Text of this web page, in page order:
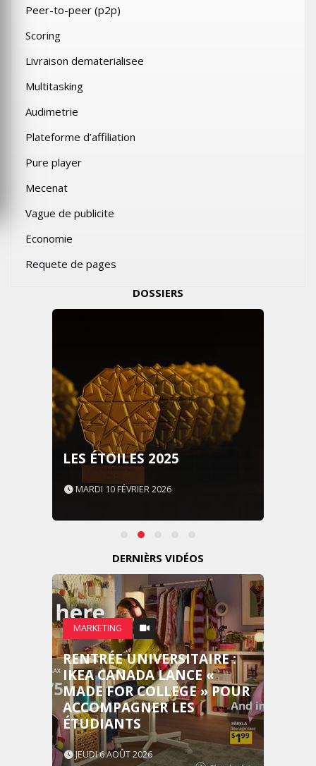
Peer-to-peer (p2p)
Scoring
Livraison dematerialisee
Multitasking
Audimetrie
Plateforme d’affiliation
Pure player
Mecenat
Vague de publicite
Economie
Requete de pages
DOSSIERS
LES ÉTOILES 2025
MARDI 10 FÉVRIER 2026
DERNIÈRS VIDÉOS
MARKETING
RENTRÉE UNIVERSITAIRE :
IKEA CANADA LANCE «
MADE FOR COLLEGE » POUR
ACCOMPAGNER LES
ÉTUDIANTS
JEUDI 6 AOÛT 2026